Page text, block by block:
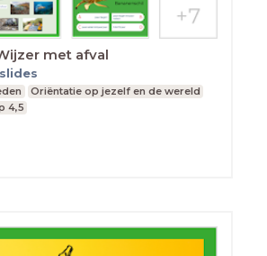
met afval
slides
Oriëntatie op jezelf en de wereld
4,5